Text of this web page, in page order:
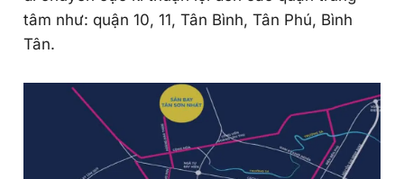
tâm như: quận 10, 11, Tân Bình, Tân Phú, Bình
Tân.